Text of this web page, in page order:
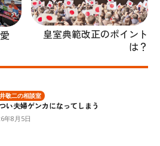
皇室典範改正のポイント
は？
敬二の相談室
い夫婦ゲンカになってしまう
年8月5日